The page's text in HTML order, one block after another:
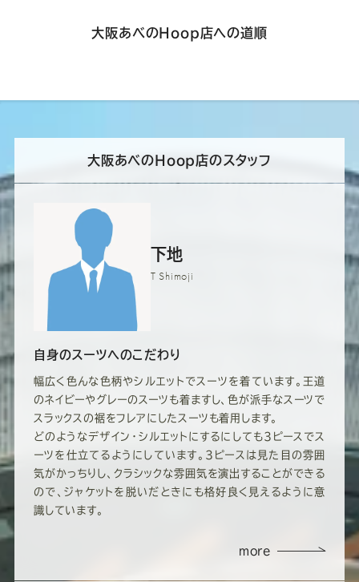
大阪あべのHoop店への道順
大阪あべのHoop店のスタッフ
下地
T Shimoji
自身のスーツへのこだわり
幅広く色んな色柄やシルエットでスーツを着ています。王道
のネイビーやグレーのスーツも着ますし、色が派手なスーツで
スラックスの裾をフレアにしたスーツも着用します。
どのようなデザイン・シルエットにするにしても3ピースでス
ーツを仕立てるようにしています。3ピースは見た目の雰囲
気がかっちりし、クラシックな雰囲気を演出することができる
ので、ジャケットを脱いだときにも格好良く見えるように意
識しています。
more